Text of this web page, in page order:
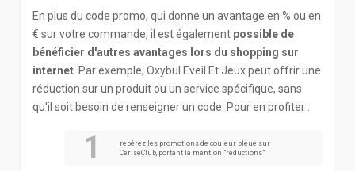
En plus du code promo, qui donne un avantage en % ou en
€ sur votre commande, il est également possible de
bénéficier d'autres avantages lors du shopping sur
internet. Par exemple, Oxybul Eveil Et Jeux peut offrir une
réduction sur un produit ou un service spécifique, sans
qu'il soit besoin de renseigner un code. Pour en profiter :
repérez les promotions de couleur bleue sur
CeriseClub, portant la mention "réductions"